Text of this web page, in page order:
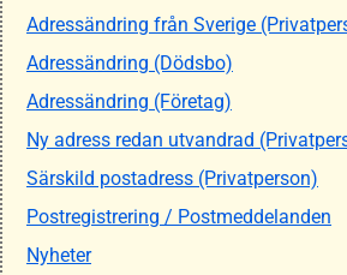
Adressändring från Sverige
Adressändring (Dödsbo)
Adressändring (Företag)
Ny adress redan utvandrad
Särskild postadress (Privatperson)
Postregistrering / Postmeddelanden
Nyheter